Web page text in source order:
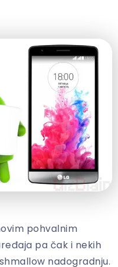
pohvalnim
pa čak i nekih
nadogradnju.